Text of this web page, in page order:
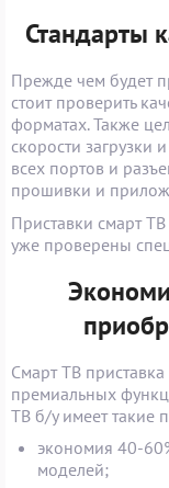
Стандарты
Прежде чем будет
стоит проверить
форматах. Также
скорости загрузки
всех портов и
прошивки и
Приставки смарт
уже проверены
Смарт ТВ
премиальных
ТВ б/у имеет такие
экономия 40-
моделей;